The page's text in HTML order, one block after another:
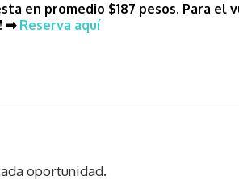
en promedio $187 pesos. Para el
➡ Reserva aquí
oportunidad.